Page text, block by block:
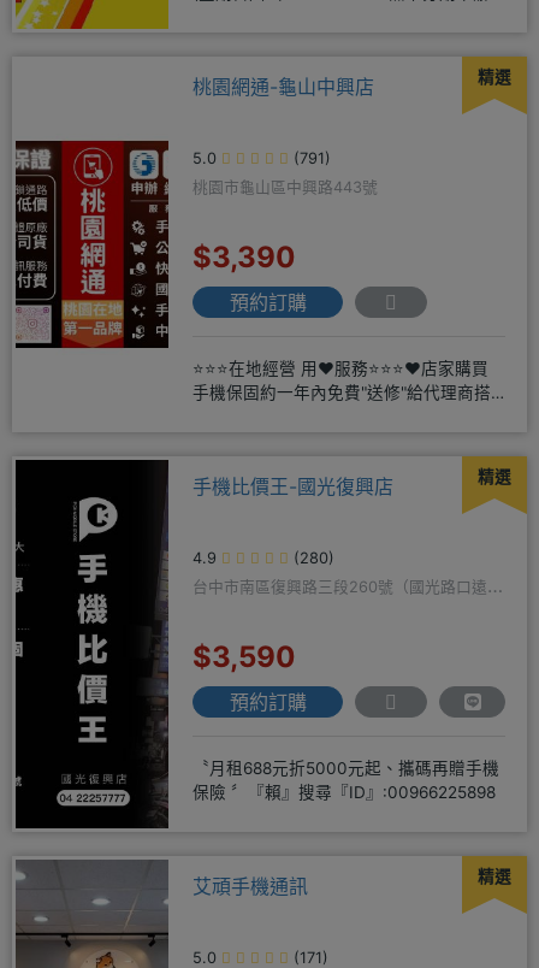
精選
桃園網通-龜山中興店
5.0
(791)
桃園市龜山區中興路443號
$3,390
預約訂購
⭐⭐⭐在地經營 用❤️服務⭐⭐⭐❤️店家購買
手機保固約一年內免費"送修"給代理商搭
精選
手機比價王-國光復興店
4.9
(280)
台中市南區復興路三段260號（國光路口遠傳
$3,590
預約訂購
〝月租688元折5000元起、攜碼再贈手機
保險 〞『賴』搜尋『ID』:00966225898
精選
艾頑手機通訊
5.0
(171)